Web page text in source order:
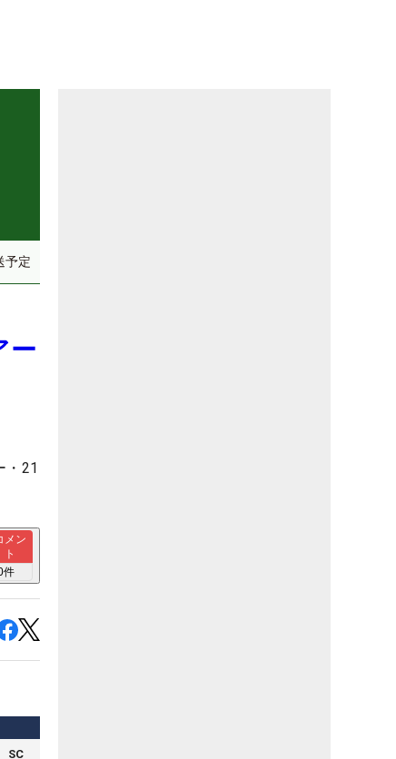
予定
ー
・21
メン
ト
件
SC